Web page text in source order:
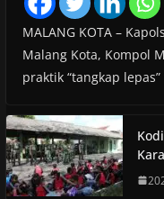
MALANG KOTA –
Malang Kota, Kompol
praktik “tangkap